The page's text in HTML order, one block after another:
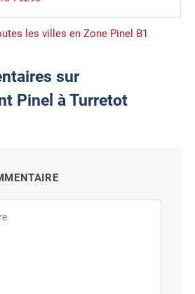
les villes en Zone Pinel B1
sur
Pinel à Turretot